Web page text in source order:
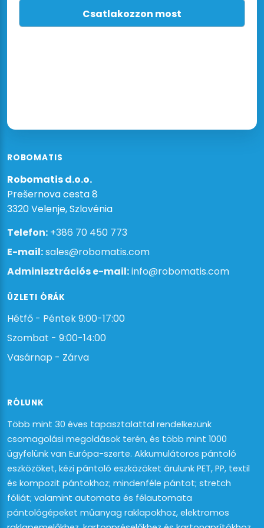
ROBOMATIS
Robomatis d.o.o.
Prešernova cesta 8
3320 Velenje, Szlovénia
Telefon: +386 70 450 773
E-mail:sales@robomatis.com
Adminisztrációs e-mail:info@robomatis.com
ÜZLETI ÓRÁK
Hétfő - Péntek 9:00-17:00
Szombat - 9:00-14:00
Vasárnap - Zárva
RÓLUNK
Több mint 30 éves tapasztalattal rendelkezünk
csomagolási megoldások terén, és több mint 1000
ügyfelünk van Európa-szerte. Akkumulátoros pántoló
eszközöket, kézi pántoló eszközöket árulunk PET, PP, textil
és kompozit pántokhoz; mindenféle pántot; stretch
fóliát; valamint automata és félautomata
pántológépeket műanyag raklapokhoz, elektromos